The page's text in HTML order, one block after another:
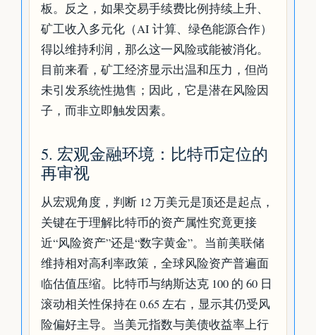
板。反之，如果交易手续费比例持续上升、
矿工收入多元化（AI 计算、绿色能源合作）
得以维持利润，那么这一风险或能被消化。
目前来看，矿工经济显示出温和压力，但尚
未引发系统性抛售；因此，它是潜在风险因
子，而非立即触发因素。
5. 宏观金融环境：比特币定位的
再审视
从宏观角度，判断 12 万美元是顶还是起点，
关键在于理解比特币的资产属性究竟更接
近“风险资产”还是“数字黄金”。当前美联储
维持相对高利率政策，全球风险资产普遍面
临估值压缩。比特币与纳斯达克 100 的 60 日
滚动相关性保持在 0.65 左右，显示其仍受风
险偏好主导。当美元指数与美债收益率上行